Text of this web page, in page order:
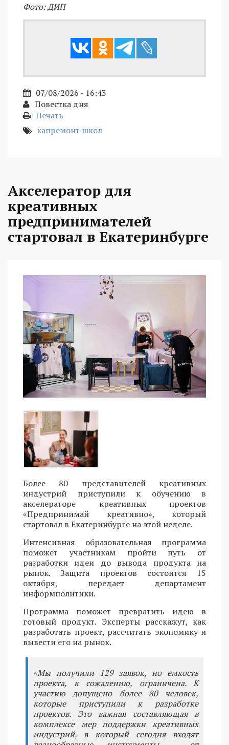
Фото: ДИП
07/08/2026 - 16:43
Повестка дня
Печать
капремонт школ
Акселератор для
креативных
предпринимателей
стартовал в Екатеринбурге
Более 80 представителей креативных
индустрий приступили к обучению в
акселераторе креативных проектов
«Предпринимай креативно», который
стартовал в Екатеринбурге на этой неделе.
Интенсивная образовательная программа
поможет участникам пройти путь от
разработки идеи до вывода продукта на
рынок. Защита проектов состоится 15
октября, передает департамент
информполитики.
Программа поможет превратить идею в
готовый продукт. Эксперты расскажут, как
разработать проект, рассчитать экономику и
вывести его на рынок.
«Мы получили 129 заявок, но емкость
проекта, к сожалению, ограничена. К
участию допущено более 80 человек,
которые приступили к разработке
проектов. Это важная составляющая в
комплексе мер поддержки креативных
индустрий, в который сегодня входят